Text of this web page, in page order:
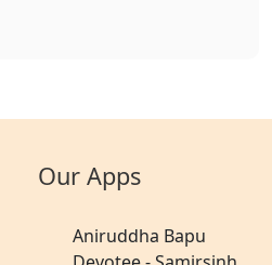
Our Apps
Aniruddha Bapu